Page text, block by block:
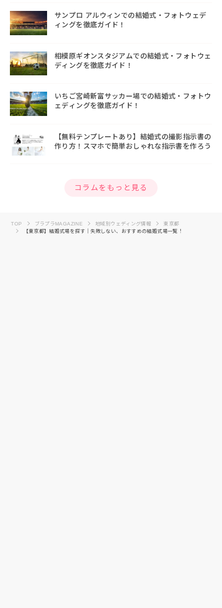
サンプロ アルウィンでの結婚式・フォトウェデ
ィングを徹底ガイド！
相模原ギオンスタジアムでの結婚式・フォトウェ
ディングを徹底ガイド！
いちご宮崎新富サッカー場での結婚式・フォトウ
ェディングを徹底ガイド！
【無料テンプレートあり】結婚式の撮影指示書の
作り方！スマホで簡単おしゃれな指示書を作ろう
コラムをもっと見る
TOP ブラプラMAGAZINE 地域別ウェディング情報
東京都
【東京都】結婚式場を探す｜失敗しない、おすすめの結婚式場一覧！